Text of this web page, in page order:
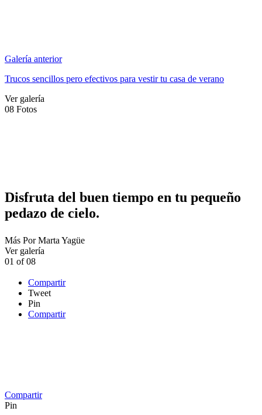
Galería anterior
Trucos sencillos pero efectivos para vestir tu casa de verano
Ver galería
08 Fotos
Disfruta del buen tiempo en tu pequeño
pedazo de cielo.
Más PorMarta Yagüe
Ver galería
01 of 08
Compartir
Tweet
Pin
Compartir
Compartir
Pin